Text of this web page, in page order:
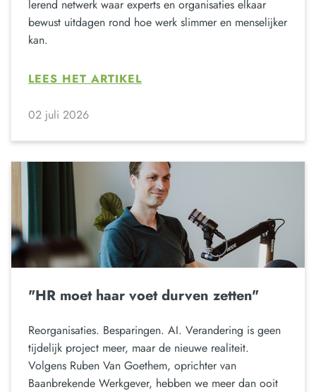
lerend netwerk waar experts en organisaties elkaar
bewust uitdagen rond hoe werk slimmer en menselijker
kan.
LEES HET ARTIKEL
02 juli 2026
"HR moet haar voet durven zetten"
Reorganisaties. Besparingen. AI. Verandering is geen
tijdelijk project meer, maar de nieuwe realiteit.
Volgens Ruben Van Goethem, oprichter van
Baanbrekende Werkgever, hebben we meer dan ooit